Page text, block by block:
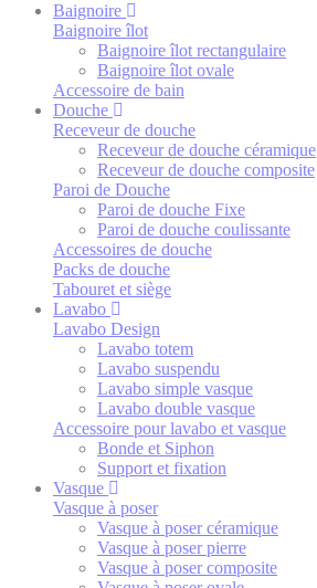
Baignoire
Baignoire îlot
Baignoire îlot rectangulaire
Baignoire îlot ovale
Accessoire de bain
Douche
Receveur de douche
Receveur de douche céramique
Receveur de douche composite
Paroi de Douche
Paroi de douche Fixe
Paroi de douche coulissante
Accessoires de douche
Packs de douche
Tabouret et siège
Lavabo
Lavabo Design
Lavabo totem
Lavabo suspendu
Lavabo simple vasque
Lavabo double vasque
Accessoire pour lavabo et vasque
Bonde et Siphon
Support et fixation
Vasque
Vasque à poser
Vasque à poser céramique
Vasque à poser pierre
Vasque à poser composite